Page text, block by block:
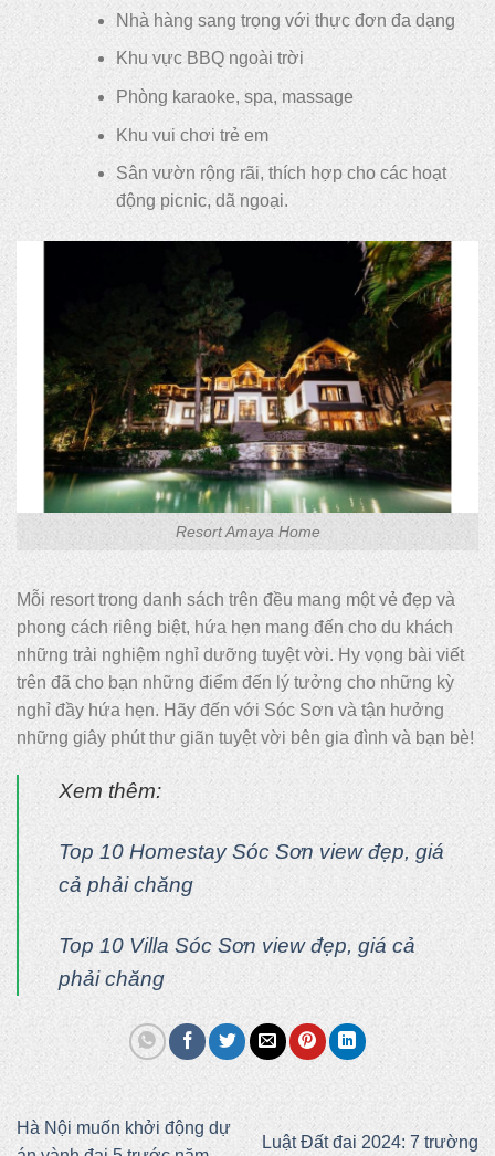
Nhà hàng sang trọng với thực đơn đa dạng
Khu vực BBQ ngoài trời
Phòng karaoke, spa, massage
Khu vui chơi trẻ em
Sân vườn rộng rãi, thích hợp cho các hoạt
động picnic, dã ngoại.
Resort Amaya Home
Mỗi resort trong danh sách trên đều mang một vẻ đẹp và
phong cách riêng biệt, hứa hẹn mang đến cho du khách
những trải nghiệm nghỉ dưỡng tuyệt vời. Hy vọng bài viết
trên đã cho bạn những điểm đến lý tưởng cho những kỳ
nghỉ đầy hứa hẹn. Hãy đến với Sóc Sơn và tận hưởng
những giây phút thư giãn tuyệt vời bên gia đình và bạn bè!
Xem thêm:
Top 10 Homestay Sóc Sơn view đẹp, giá
cả phải chăng
Top 10 Villa Sóc Sơn view đẹp, giá cả
phải chăng
Hà Nội muốn khởi động dự
Luật Đất đai 2024: 7 trường